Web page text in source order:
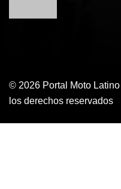
© 2026 Portal Moto Latino